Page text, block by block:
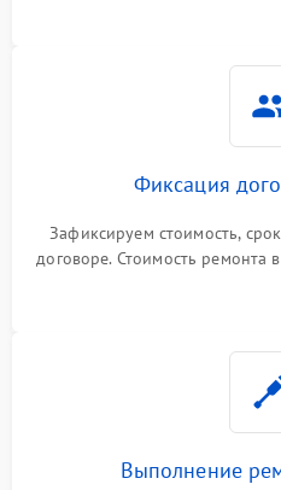
Фиксация
Зафиксируем стоимость,
договоре. Стоимость ремонта
Выполнение